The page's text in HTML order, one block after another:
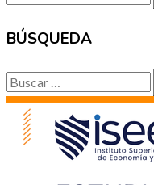
BÚSQUEDA
Buscar: